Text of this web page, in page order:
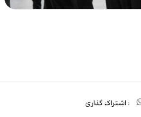
: اشتراک گذاری